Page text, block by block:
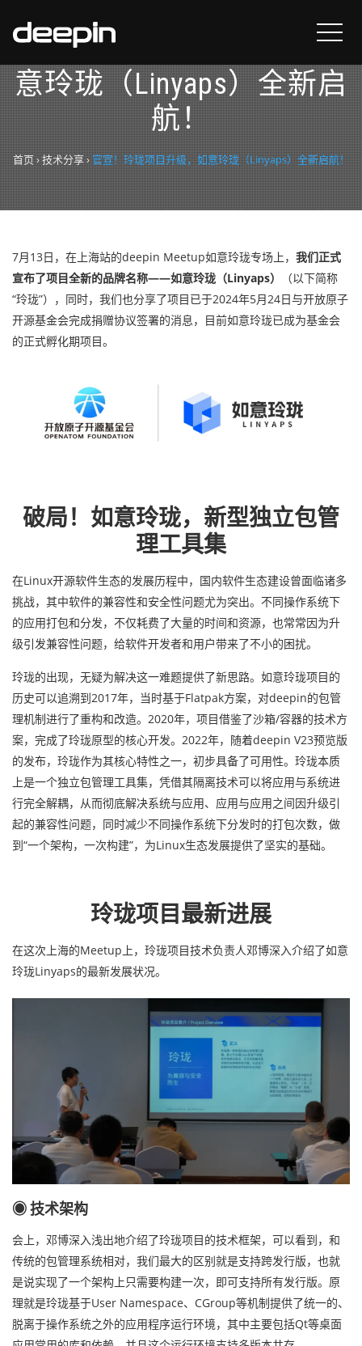
官宣！玲珑项目升级，如
意玲珑（Linyaps）全新启
航！
首页›技术分享›官宣！玲珑项目升级，如意玲珑（Linyaps）全新启航！
7月13日，在上海站的deepin Meetup如意玲珑专场上， 我们正式
宣布了项目全新的品牌名称——如意玲珑（Linyaps）
（以下简称
“玲珑”），同时，我们也分享了项目已于2024年5月24日与开放原子
开源基金会完成捐赠协议签署的消息，目前如意玲珑已成为基金会
的正式孵化期项目。
破局！如意玲珑，新型独立包管
理工具集
在Linux开源软件生态的发展历程中，国内软件生态建设曾面临诸多
挑战，其中软件的兼容性和安全性问题尤为突出。不同操作系统下
的应用打包和分发，不仅耗费了大量的时间和资源，也常常因为升
级引发兼容性问题，给软件开发者和用户带来了不小的困扰。
玲珑的出现，无疑为解决这一难题提供了新思路。如意玲珑项目的
历史可以追溯到2017年，当时基于Flatpak方案，对deepin的包管
理机制进行了重构和改造。2020年，项目借鉴了沙箱/容器的技术方
案，完成了玲珑原型的核心开发。2022年，随着deepin V23预览版
的发布，玲珑作为其核心特性之一，初步具备了可用性。玲珑本质
上是一个独立包管理工具集，凭借其隔离技术可以将应用与系统进
行完全解耦，从而彻底解决系统与应用、应用与应用之间因升级引
起的兼容性问题，同时减少不同操作系统下分发时的打包次数，做
到“一个架构，一次构建”，为Linux生态发展提供了坚实的基础。
玲珑项目最新进展
在这次上海的Meetup上，玲珑项目技术负责人邓博深入介绍了如意
玲珑Linyaps的最新发展状况。
◉ 技术架构
会上，邓博深入浅出地介绍了玲珑项目的技术框架，可以看到，和
传统的包管理系统相对，我们最大的区别就是支持跨发行版，也就
是说实现了一个架构上只需要构建一次，即可支持所有发行版。原
理就是玲珑基于User Namespace、CGroup等机制提供了统一的、
脱离于操作系统之外的应用程序运行环境，其中主要包括Qt等桌面